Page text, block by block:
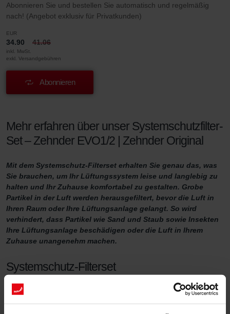
Abonnieren Sie und bestellen Sie automatisch und regelmäßig
nach! (Angebot exklusiv für Privatkunden)
EUR
34.90 41.06
inkl. MwSt.
exkl. Versandgebühren
Abonnieren
Mehr erfahren über unser Systemschutzfilter-
Set – Zehnder EVO1/2 | Zehnder Original
Mit dem Systemschutz-Filterset erhalten Sie genau das, was
Sie brauchen, um Ihr Lüftungssystem leise und langlebig zu
halten und Ihr Zuhause komfortabel zu gestalten. Grobe
Partikel in der Luft werden herausgefiltert, bevor die Luft in
Ihren Raum oder Ihre Lüftungsanlage gelangt. So wird
verhindert, dass Partikel wie Sand und Staub sowie Insekten
Ihre Lüftungsanlage beschädigen oder die Luft in Ihrem
Zuhause unangenehm machen.
Systemschutz-Filterset
Möchten Sie sicherstellen, dass Ihr Zuhause ausreichend belüftet